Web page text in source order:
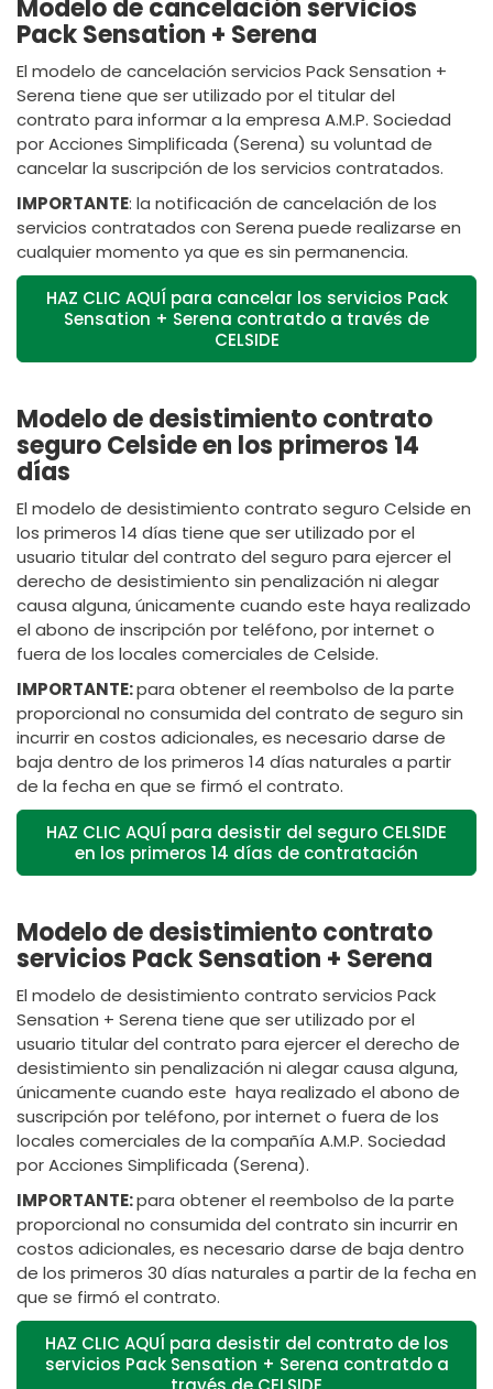
Modelo de cancelación servicios
Pack Sensation + Serena
El modelo de cancelación servicios Pack Sensation +
Serena tiene que ser utilizado por el titular del
contrato para informar a la empresa A.M.P. Sociedad
por Acciones Simplificada (Serena) su voluntad de
cancelar la suscripción de los servicios contratados.
IMPORTANTE: la notificación de cancelación de los
servicios contratados con Serena puede realizarse en
cualquier momento ya que es sin permanencia.
HAZ CLIC AQUÍ para cancelar los servicios Pack
Sensation + Serena contratdo a través de
CELSIDE
Modelo de desistimiento contrato
seguro Celside en los primeros 14
días
El modelo de desistimiento contrato seguro Celside en
los primeros 14 días tiene que ser utilizado por el
usuario titular del contrato del seguro para ejercer el
derecho de desistimiento sin penalización ni alegar
causa alguna, únicamente cuando este haya realizado
el abono de inscripción por teléfono, por internet o
fuera de los locales comerciales de Celside.
IMPORTANTE:para obtener el reembolso de la parte
proporcional no consumida del contrato de seguro sin
incurrir en costos adicionales, es necesario darse de
baja dentro de los primeros 14 días naturales a partir
de la fecha en que se firmó el contrato.
HAZ CLIC AQUÍ para desistir del seguro CELSIDE
en los primeros 14 días de contratación
Modelo de desistimiento contrato
servicios Pack Sensation + Serena
El modelo de desistimiento contrato servicios Pack
Sensation + Serena tiene que ser utilizado por el
usuario titular del contrato para ejercer el derecho de
desistimiento sin penalización ni alegar causa alguna,
únicamente cuando este haya realizado el abono de
suscripción por teléfono, por internet o fuera de los
locales comerciales de la compañía A.M.P. Sociedad
por Acciones Simplificada (Serena).
IMPORTANTE:para obtener el reembolso de la parte
proporcional no consumida del contrato sin incurrir en
costos adicionales, es necesario darse de baja dentro
de los primeros 30 días naturales a partir de la fecha en
que se firmó el contrato.
HAZ CLIC AQUÍ para desistir del contrato de los
servicios Pack Sensation + Serena contratdo a